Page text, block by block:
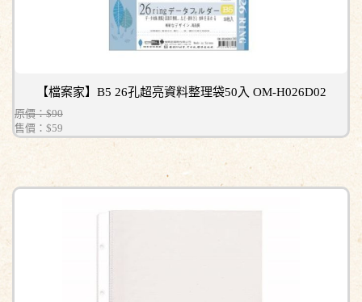
【檔案家】B5 26孔超亮資料整理袋50入 OM-H026D02
原價：$90
售價： $59